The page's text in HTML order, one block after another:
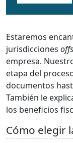
Estaremos
jurisdicciones
empresa.
etapa del
documentos
También le
los beneficios
Cómo elegir